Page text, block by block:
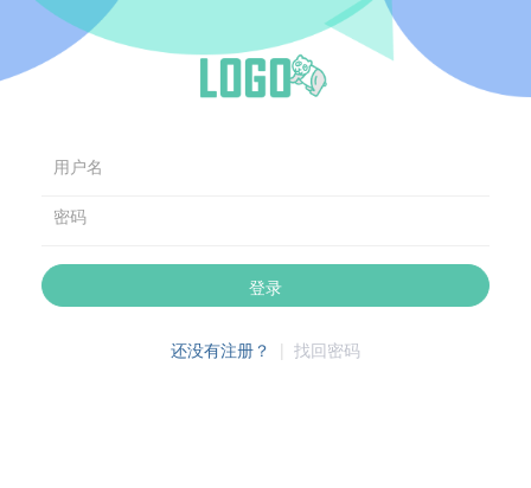
用户名
密码
登录
还没有注册？ | 找回密码